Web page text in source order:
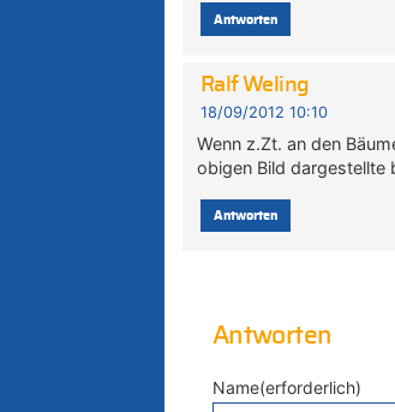
Antworten
Ralf Weling
18/09/2012 10:10
Wenn z.Zt. an den
obigen Bild dargestellte
Antworten
Antworten
Name(erforderlich)